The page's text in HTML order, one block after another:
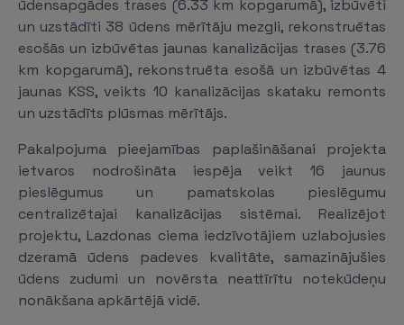
ūdensapgādes trases (6.33 km kopgarumā), izbūvēti
un uzstādīti 38 ūdens mērītāju mezgli, rekonstruētas
esošās un izbūvētas jaunas kanalizācijas trases (3.76
km kopgarumā), rekonstruēta esošā un izbūvētas 4
jaunas KSS, veikts 10 kanalizācijas skataku remonts
un uzstādīts plūsmas mērītājs.
Pakalpojuma pieejamības paplašināšanai projekta
ietvaros nodrošināta iespēja veikt 16 jaunus
pieslēgumus un pamatskolas pieslēgumu
centralizētajai kanalizācijas sistēmai. Realizējot
projektu, Lazdonas ciema iedzīvotājiem uzlabojusies
dzeramā ūdens padeves kvalitāte, samazinājušies
ūdens zudumi un novērsta neattīrītu notekūdeņu
nonākšana apkārtējā vidē.